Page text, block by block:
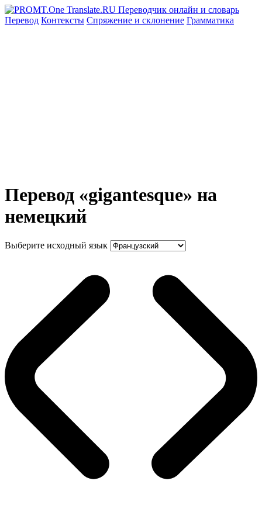
Перевод Контексты Спряжение и склонение Грамматика
Перевод «gigantesque» на
немецкий
Выберите исходный язык